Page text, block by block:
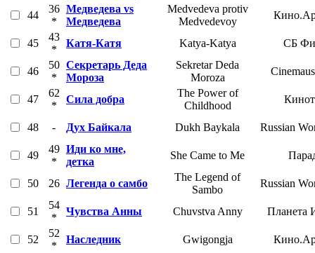
44
36
*
Медведева vs
Медведева
Medvedeva protiv
Medvedevoy
45
43
*
Катя-Катя Katya-Katya СБ
46
50
*
Секретарь Деда
Мороза
Sekretar Deda
Moroza
47
62
*
Сила добра
The Power of
Childhood
48 - Дух Байкала Dukh Baykala Russian
49
49
*
Иди ко мне,
детка
She Came to Me
50 26 Легенда о самбо
The Legend of
Sambo
Russian
51
54
*
Чувства Анны Chuvstva Anny Планета
52
52
*
Наследник Gwigongja